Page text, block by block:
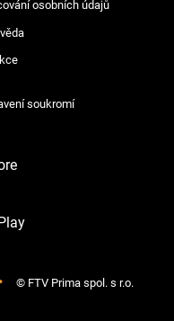
osobních údajů
soukromí
© FTV Prima spol. s r.o.